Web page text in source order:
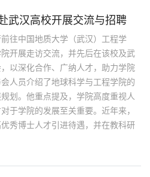
武汉高校开展交流与招聘
往中国地质大学（武汉）工程学
开展走访交流，并先后在该校及武
以深化合作、广纳人才，助力学院
人员介绍了地球科学与工程学院的
划。他重点提及，学院高度重视人
于学院的发展至关重要。近年来，
秀博士人才引进待遇，并在教科研